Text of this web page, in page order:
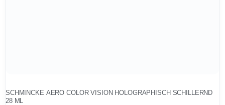
SCHMINCKE AERO COLOR VISION HOLOGRAPHISCH SCHILLERND
28 ML